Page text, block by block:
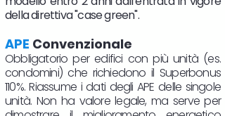
della direttiva "case green".
APE Convenzionale
Obbligatorio per edifici con più unità (es.
condomini) che richiedono il Superbonus
110%. Riassume i dati degli APE delle singole
unità. Non ha valore legale, ma serve per